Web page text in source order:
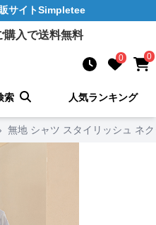
サイトSimpletee
購入で送料無料
0 0
索 人気ランキング
› 無地 シャツ スタイリッシュ ネ